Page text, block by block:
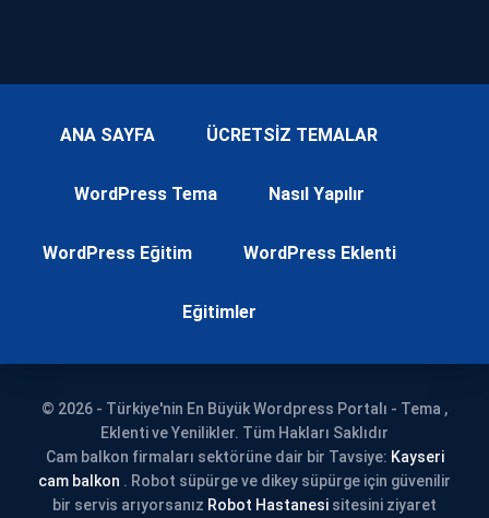
ANA SAYFA ÜCRETSİZ TEMALAR
WordPress Tema Nasıl Yapılır
WordPress Eğitim WordPress Eklenti
Eğitimler
© 2026 - Türkiye'nin En Büyük Wordpress Portalı - Tema ,
Eklenti ve Yenilikler. Tüm Hakları Saklıdır
Cam balkon firmaları sektörüne dair bir Tavsiye: Kayseri
cam balkon . Robot süpürge ve dikey süpürge için güvenilir
bir servis arıyorsanız Robot Hastanesi sitesini ziyaret